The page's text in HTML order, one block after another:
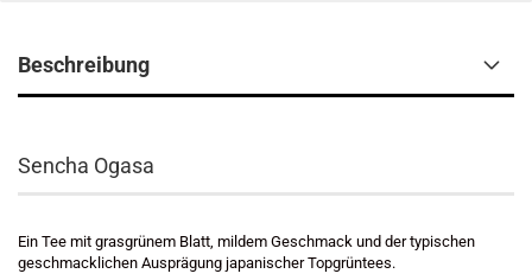
Beschreibung
Sencha Ogasa
Ein Tee mit grasgrünem Blatt, mildem Geschmack und der typischen
geschmacklichen Ausprägung japanischer Topgrüntees.